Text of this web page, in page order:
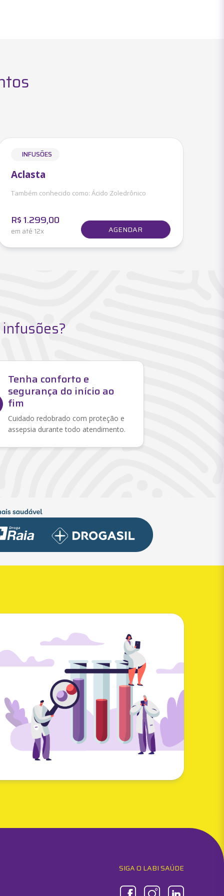
INFUSÕES
Aclasta
Também conhecido como: Ácido Zoledrônico
R$1.299,00
em até 12x AGENDAR
Tenha conforto e
segurança do início ao
fim
Cuidado redobrado com proteção e
assepsia durante todo atendimento.
SIGA O LABI SAÚDE